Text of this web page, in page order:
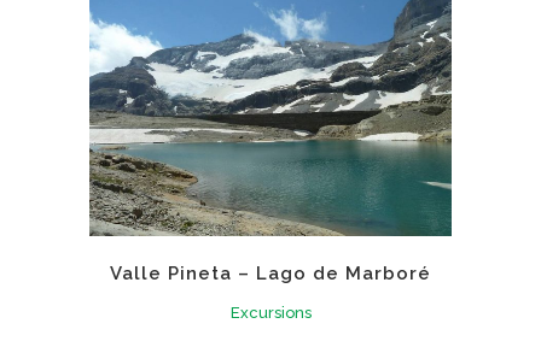
Valle Pineta – Lago de Marboré
Excursions